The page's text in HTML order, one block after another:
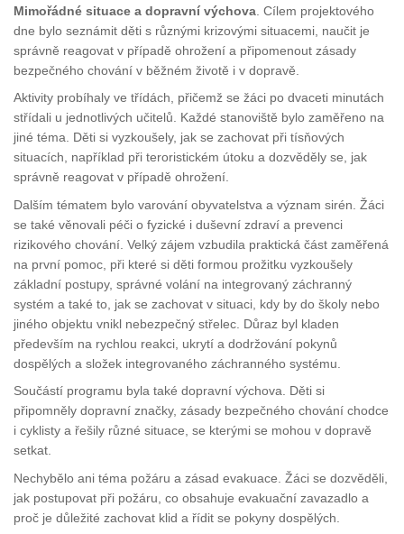
Mimořádné situace a dopravní výchova . Cílem projektového
dne bylo seznámit děti s různými krizovými situacemi, naučit je
správně reagovat v případě ohrožení a připomenout zásady
bezpečného chování v běžném životě i v dopravě.
Aktivity probíhaly ve třídách, přičemž se žáci po dvaceti minutách
střídali u jednotlivých učitelů. Každé stanoviště bylo zaměřeno na
jiné téma. Děti si vyzkoušely, jak se zachovat při tísňových
situacích, například při teroristickém útoku a dozvěděly se, jak
správně reagovat v případě ohrožení.
Dalším tématem bylo varování obyvatelstva a význam sirén. Žáci
se také věnovali péči o fyzické i duševní zdraví a prevenci
rizikového chování. Velký zájem vzbudila praktická část zaměřená
na první pomoc, při které si děti formou prožitku vyzkoušely
základní postupy, správné volání na integrovaný záchranný
systém a také to, jak se zachovat v situaci, kdy by do školy nebo
jiného objektu vnikl nebezpečný střelec. Důraz byl kladen
především na rychlou reakci, ukrytí a dodržování pokynů
dospělých a složek integrovaného záchranného systému.
Součástí programu byla také dopravní výchova. Děti si
připomněly dopravní značky, zásady bezpečného chování chodce
i cyklisty a řešily různé situace, se kterými se mohou v dopravě
setkat.
Nechybělo ani téma požáru a zásad evakuace. Žáci se dozvěděli,
jak postupovat při požáru, co obsahuje evakuační zavazadlo a
proč je důležité zachovat klid a řídit se pokyny dospělých.